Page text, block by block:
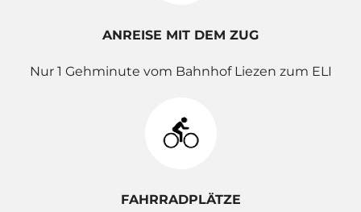
ANREISE MIT DEM ZUG
Nur 1 Gehminute vom Bahnhof Liezen zum ELI
FAHRRADPLÄTZE